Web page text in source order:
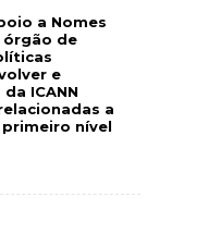
a Nomes
órgão de
e
ICANN
a
nível